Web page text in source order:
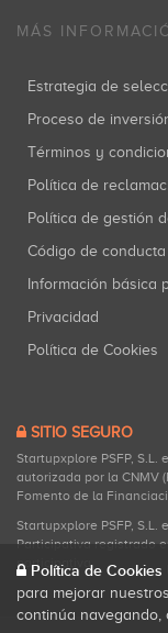
MÁS
Estrategia de
Proceso de
Términos y
Política de
Política de gestión
Código de conducta
Información básica
Privacidad
Política de Cookies
SITIO SEGURO
Startupxplore PSFP,
autorizada por la CNMV
Fomento de la
Startupxplore PSFP,
Participativa registrado
participativa.
Política de Cookies
para mejorar
continúa navegando,